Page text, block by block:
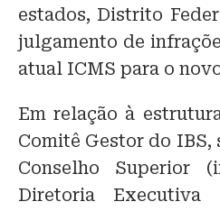
estados, Distrito
julgamento de
atual ICMS para o
Em relação à
Comitê Gestor do
Conselho Superior
Diretoria Executiva